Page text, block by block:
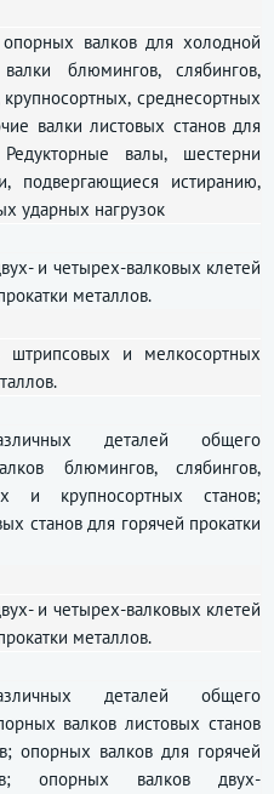
валков для холодной
блюмингов, слябингов,
среднесортных
валки листовых станов для
валы, шестерни
подвергающиеся истиранию,
ударных нагрузок
и четырех-валковых клетей
металлов.
штрипсовых и мелкосортных
деталей общего
блюмингов, слябингов,
и крупносортных станов;
станов для горячей прокатки
и четырех-валковых клетей
металлов.
деталей общего
валков листовых станов
опорных валков для горячей
опорных валков двух-